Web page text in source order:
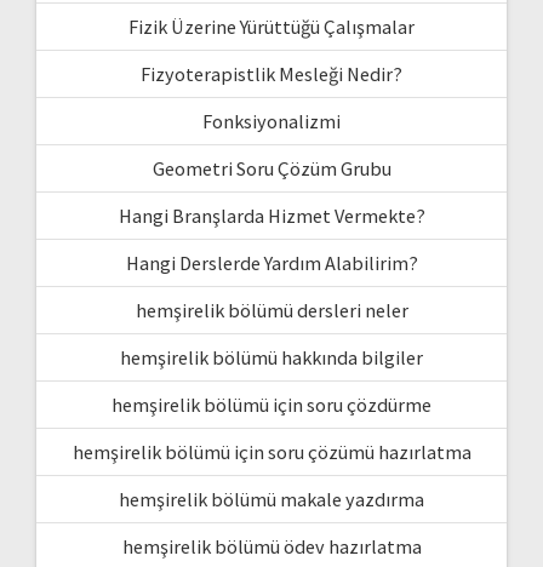
Fizik Üzerine Yürüttüğü Çalışmalar
Fizyoterapistlik Mesleği Nedir?
Fonksiyonalizmi
Geometri Soru Çözüm Grubu
Hangi Branşlarda Hizmet Vermekte?
Hangi Derslerde Yardım Alabilirim?
hemşirelik bölümü dersleri neler
hemşirelik bölümü hakkında bilgiler
hemşirelik bölümü için soru çözdürme
hemşirelik bölümü için soru çözümü hazırlatma
hemşirelik bölümü makale yazdırma
hemşirelik bölümü ödev hazırlatma